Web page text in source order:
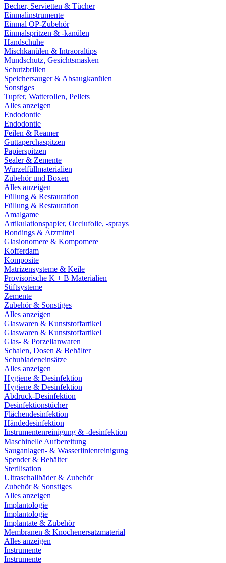
Becher, Servietten & Tücher
Einmalinstrumente
Einmal OP-Zubehör
Einmalspritzen & -kanülen
Handschuhe
Mischkanülen & Intraoraltips
Mundschutz, Gesichtsmasken
Schutzbrillen
Speichersauger & Absaugkanülen
Sonstiges
Tupfer, Watterollen, Pellets
Alles anzeigen
Endodontie
Endodontie
Feilen & Reamer
Guttaperchaspitzen
Papierspitzen
Sealer & Zemente
Wurzelfüllmaterialien
Zubehör und Boxen
Alles anzeigen
Füllung & Restauration
Füllung & Restauration
Amalgame
Artikulationspapier, Occlufolie, -sprays
Bondings & Ätzmittel
Glasionomere & Kompomere
Kofferdam
Komposite
Matrizensysteme & Keile
Provisorische K + B Materialien
Stiftsysteme
Zemente
Zubehör & Sonstiges
Alles anzeigen
Glaswaren & Kunststoffartikel
Glaswaren & Kunststoffartikel
Glas- & Porzellanwaren
Schalen, Dosen & Behälter
Schubladeneinsätze
Alles anzeigen
Hygiene & Desinfektion
Hygiene & Desinfektion
Abdruck-Desinfektion
Desinfektionstücher
Flächendesinfektion
Händedesinfektion
Instrumentenreinigung & -desinfektion
Maschinelle Aufbereitung
Sauganlagen- & Wasserlinienreinigung
Spender & Behälter
Sterilisation
Ultraschallbäder & Zubehör
Zubehör & Sonstiges
Alles anzeigen
Implantologie
Implantologie
Implantate & Zubehör
Membranen & Knochenersatzmaterial
Alles anzeigen
Instrumente
Instrumente